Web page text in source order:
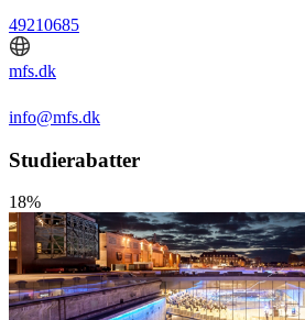
49210685
mfs.dk
info@mfs.dk
Studierabatter
18%